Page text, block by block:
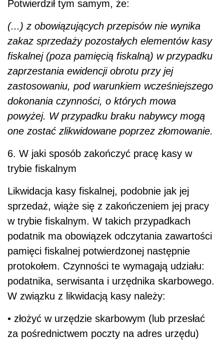
Potwierdził tym samym, że:
(...) z obowiązujących przepisów nie wynika
zakaz sprzedaży pozostałych elementów kasy
fiskalnej (poza pamięcią fiskalną) w przypadku
zaprzestania ewidencji obrotu przy jej
zastosowaniu, pod warunkiem wcześniejszego
dokonania czynności, o których mowa
powyżej. W przypadku braku nabywcy mogą
one zostać zlikwidowane poprzez złomowanie.
6. W jaki sposób zakończyć pracę kasy w
trybie fiskalnym
Likwidacja kasy fiskalnej, podobnie jak jej
sprzedaż, wiąże się z zakończeniem jej pracy
w trybie fiskalnym. W takich przypadkach
podatnik ma obowiązek odczytania zawartości
pamięci fiskalnej potwierdzonej następnie
protokołem. Czynności te wymagają udziału:
podatnika, serwisanta i urzędnika skarbowego.
W związku z likwidacją kasy należy:
• złożyć w urzędzie skarbowym (lub przesłać
za pośrednictwem poczty na adres urzędu)